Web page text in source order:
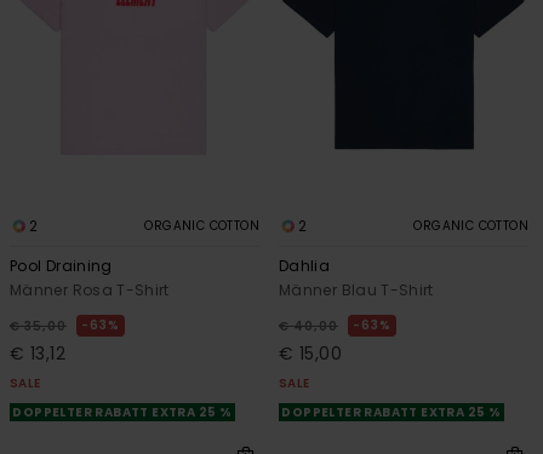
2 ORGANIC COTTON
Pool Draining
Männer Rosa T-Shirt
€ 35,00 63%
€ 13,12
SALE
DOPPELTER RABATT EXTRA 25 %
2 ORGANIC COTTON
Dahlia
Männer Blau T-Shirt
€ 40,00 63%
€ 15,00
SALE
DOPPELTER RABATT EXTRA 25 %